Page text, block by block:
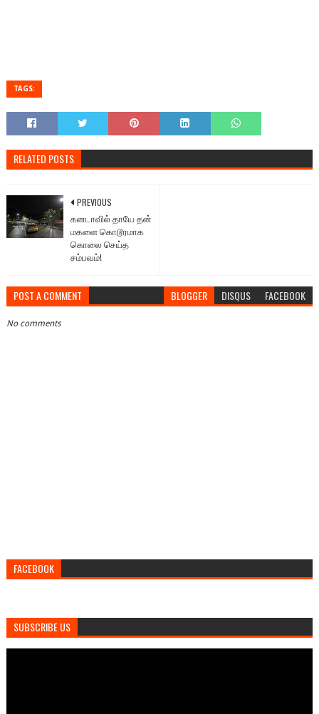
TAGS:
RELATED POSTS
PREVIOUS
கனடாவில் தாயே தன்
மகளை கொடூரமாக
கொலை செய்த
சம்பவம்!
POST A COMMENT BLOGGER DISQUS FACEBOOK
No comments
FACEBOOK
SUBSCRIBE US